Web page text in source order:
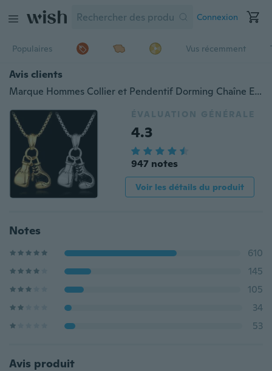
Connexion
Populaires Vus récemment
Avis clients
Marque Hommes Collier et Pendentif Dorming Chaîne En Acier Inoxydable Paire Gant De Boxe Chaîne Pendentifs Collier Sport Fitness Bijoux Cadeau
ÉVALUATION GÉNÉRALE
4.3
947 notes
Voir les détails du produit
Notes
610
145
105
34
53
Avis produit